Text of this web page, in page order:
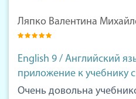
Ляпко Валентина
English 9 / Английский
приложение к учебнику
Очень довольна